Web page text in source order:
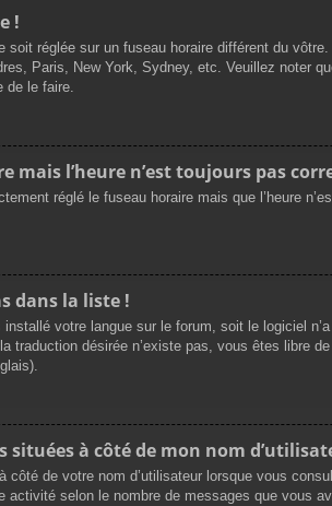
!
soit réglée sur un fuseau horaire différent du
Paris, New York, Sydney, etc. Veuillez noter
de le faire.
mais l’heure n’est toujours pas
réglé le fuseau horaire mais que l’heure
dans la liste !
votre langue sur le forum, soit le logiciel
traduction désirée n’existe pas, vous êtes libre
situées à côté de mon nom
côté de votre nom d’utilisateur lorsque vous
activité selon le nombre de messages que vous